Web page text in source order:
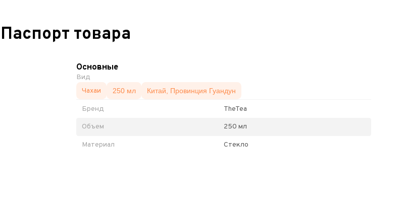
Паспорт товара
Основные
Вид
Чахаи
250 мл Китай, Провинция Гуандун
Бренд TheTea
Объем 250 мл
Материал Стекло